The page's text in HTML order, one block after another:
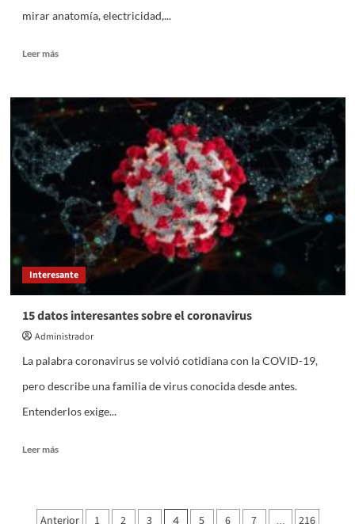
mirar anatomía, electricidad,...
Leer másLeer
15
datos
sobre
el
corazón
humano
Interesante
15 datos interesantes sobre el coronavirus
Administrador
La palabra coronavirus se volvió cotidiana con la COVID-19,
pero describe una familia de virus conocida desde antes.
Entenderlos exige...
Leer másLeer
datos
Anterior 1 2 3 4 5 6 7 … 216